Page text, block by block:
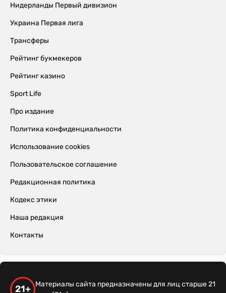
Нидерланды Первый дивизион
Украина Первая лига
Трансферы
Рейтинг букмекеров
Рейтинг казино
Sport Life
Про издание
Политика конфиденциальности
Использование cookies
Пользовательское соглашение
Редакционная политика
Кодекс этики
Наша редакция
Контакты
21+
Материалы сайта предназначены для лиц старше 21